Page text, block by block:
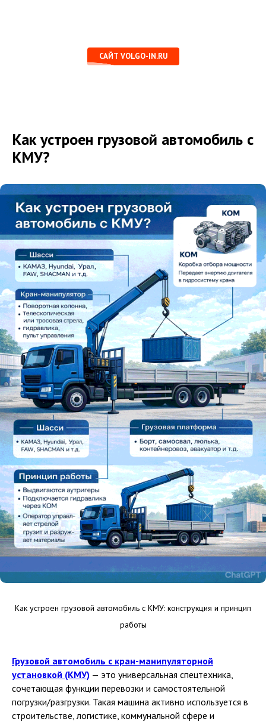
САЙТ VOLGO-IN.RU
Как устроен грузовой автомобиль с
КМУ?
Как устроен грузовой автомобиль с КМУ: конструкция и принцип
работы
Грузовой автомобиль с кран-манипуляторной
установкой (КМУ) — это универсальная спецтехника,
сочетающая функции перевозки и самостоятельной
погрузки/разгрузки. Такая машина активно используется в
строительстве, логистике, коммунальной сфере и